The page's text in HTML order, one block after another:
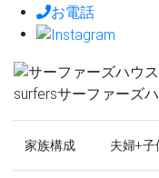
お電話
surfersサーファーズ
家族構成 夫婦+子